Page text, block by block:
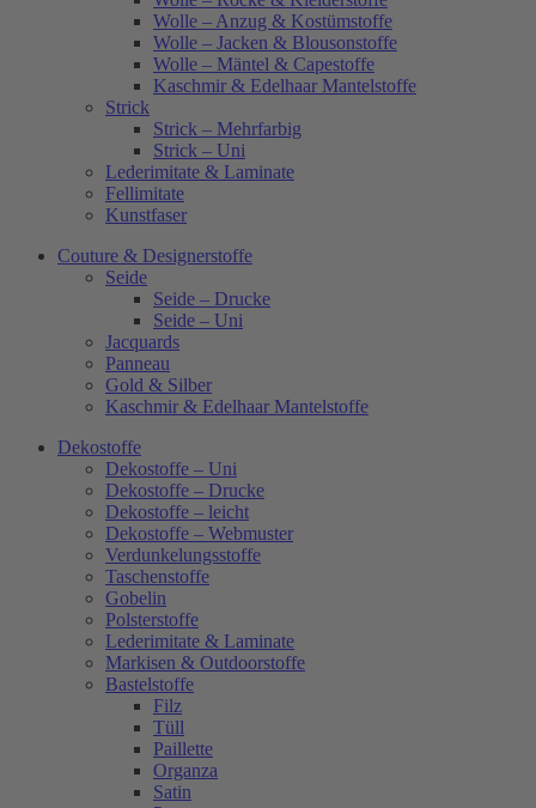
Wolle – Anzug & Kostümstoffe
Wolle – Jacken & Blousonstoffe
Wolle – Mäntel & Capestoffe
Kaschmir & Edelhaar Mantelstoffe
Strick
Strick – Mehrfarbig
Strick – Uni
Lederimitate & Laminate
Fellimitate
Kunstfaser
Couture & Designerstoffe
Seide
Seide – Drucke
Seide – Uni
Jacquards
Panneau
Gold & Silber
Kaschmir & Edelhaar Mantelstoffe
Dekostoffe
Dekostoffe – Uni
Dekostoffe – Drucke
Dekostoffe – leicht
Dekostoffe – Webmuster
Verdunkelungsstoffe
Taschenstoffe
Gobelin
Polsterstoffe
Lederimitate & Laminate
Markisen & Outdoorstoffe
Bastelstoffe
Filz
Tüll
Paillette
Organza
Satin